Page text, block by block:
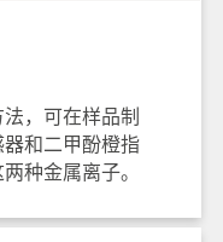
，可在样品制
和二甲酚橙指
种金属离子。